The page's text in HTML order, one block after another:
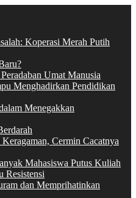
Koperasi Merah Putih
Umat Manusia
Menghadirkan Pendidikan
Menegakkan
Cermin Cacatnya
Mahasiswa Putus Kuliah
Resistensi
dan Memprihatinkan